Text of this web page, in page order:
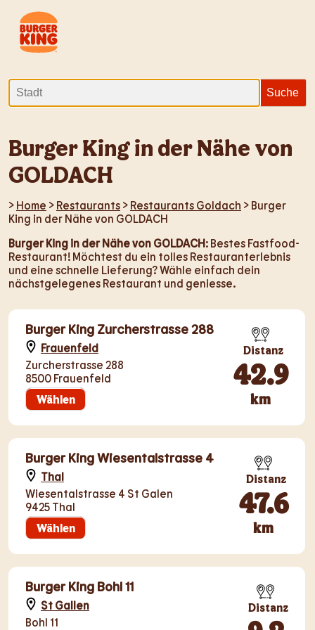
Burger King in der Nähe von
GOLDACH
> Home > Restaurants > Restaurants Goldach > Burger
King in der Nähe von GOLDACH
Burger King in der Nähe von GOLDACH: Bestes Fastfood-
Restaurant! Möchtest du ein tolles Restauranterlebnis
und eine schnelle Lieferung? Wähle einfach dein
nächstgelegenes Restaurant und geniesse.
Burger King Zurcherstrasse 288
Frauenfeld
Zurcherstrasse 288
8500 Frauenfeld
Wählen
Distanz
42.9
km
Burger King Wiesentalstrasse 4
Thal
Wiesentalstrasse 4 St Galen
9425 Thal
Wählen
Distanz
47.6
km
Burger King Bohl 11
St Gallen
Bohl 11
Distanz